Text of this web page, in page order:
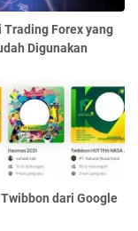
Trading Forex yang
Digunakan
dari Google